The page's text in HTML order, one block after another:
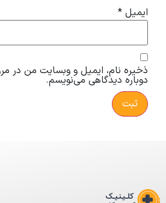
ایمیل *
ذخیره نام، ایمیل و وبسایت من در
دوباره دیدگاهی می‌نویسم.